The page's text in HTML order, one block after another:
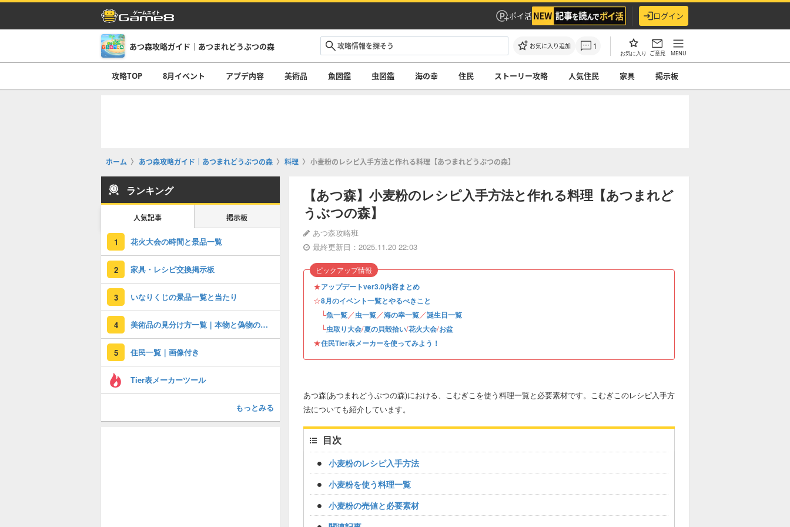
ポイ活 ログイン
あつ森攻略ガイド｜あつまれどうぶつの森 お気に入り追加 1
お気に入り ご意見 MENU
攻略TOP 8月イベント アプデ内容 美術品 魚図鑑 虫図鑑 海の幸 住民 ストーリー攻略 人気住民 家具 掲示板
ホーム あつ森攻略ガイド｜あつまれどうぶつの森 料理 小麦粉のレシピ入手方法と作れる料理【あつまれどうぶつの森】
【あつ森】小麦粉のレシピ入手方法と作れる料理【あつまれど
うぶつの森】
あつ森攻略班
最終更新日：2025.11.20 22:03
★アップデートver3.0内容まとめ
☆8月のイベント一覧とやるべきこと
└魚一覧／虫一覧／海の幸一覧／誕生日一覧
└虫取り大会/夏の貝殻拾い/花火大会/お盆
★住民Tier表メーカーを使ってみよう！
ピックアップ情報
あつ森(あつまれどうぶつの森)における、こむぎこを使う料理一覧と必要素材です。こむぎこのレシピ入手方
法についても紹介しています。
目次
小麦粉のレシピ入手方法
小麦粉を使う料理一覧
小麦粉の売値と必要素材
ランキング
人気記事 掲示板
1 花火大会の時間と景品一覧
2 家具・レシピ交換掲示板
3 いなりくじの景品一覧と当たり
4 美術品の見分け方一覧｜本物と偽物の違い
5 住民一覧｜画像付き
Tier表メーカーツール
もっとみる